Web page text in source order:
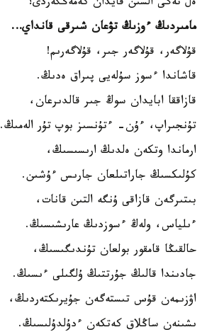
مامىردىڭ ءوزىڭ تۋعان شىرقى قانداي…
قۇلاگەر، قۇلاگەر جىر، قۇلاگەرىم!
قاشاندا ءسوز سۇلەيى پىراق ەدىڭ.
قازاققا ابايدان سوڭ جىر قالدىرعان،
تۇنجىراپ، ءۇن- ءتۇنسىز بوپ تۇر الەمىڭ.
ارماندا وتكەن ەلدىڭ ارىسىسىڭ،
كۇلىكسىڭ جاراتىلعان جارىس ءۇشىن.
بىتىرگەن قازاقى ۇنگە التىن قانات،
ءىلياس، ولەڭ ءسوزدىڭ عارىشىسىڭ.
حالقىڭا قامقور بولعان تۇندىگىسىڭ،
جادىندا قالىڭ جۇرتتىڭ ۇلگىلى ءىسىڭ.
اۋزىمەن قۇس تىستەگەن جۇيرىكتەردىڭ،
ىشىنەن ساڭلاق كەتكەن ءدۇلدۇلىسىڭ.